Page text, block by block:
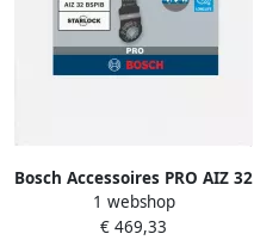
Bosch Accessoires PRO AIZ 32
BSPIB Multitool zaagblad |
32 x 50 mm 2608666241
1 webshop
€ 469,33